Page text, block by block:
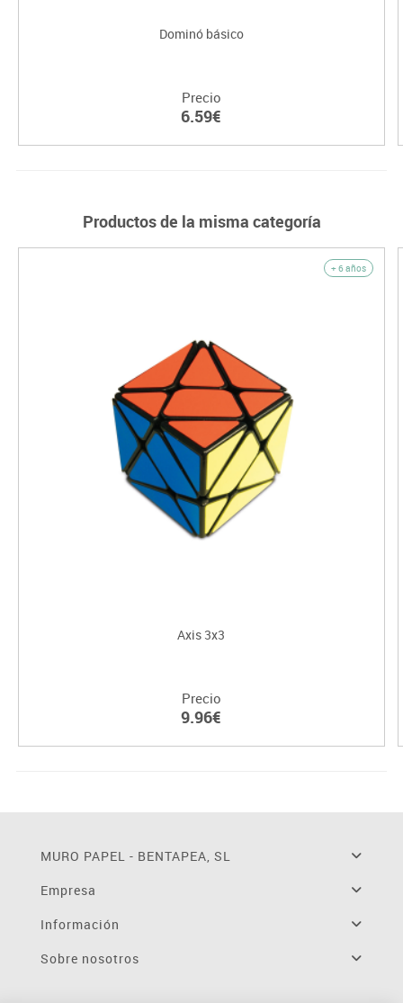
Dominó básico
Precio
6.59€
Productos de la misma categoría
+ 6 años
Axis 3x3
Precio
9.96€
MURO PAPEL - BENTAPEA, SL
Empresa
Información
Sobre nosotros